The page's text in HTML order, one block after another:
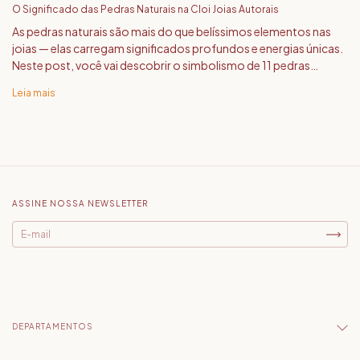
O Significado das Pedras Naturais na Cloi Joias Autorais
As pedras naturais são mais do que belíssimos elementos nas
joias — elas carregam significados profundos e energias únicas.
Neste post, você vai descobrir o simbolismo de 11 pedras
Citrino e muitas outras. Um conteúdo especial para quem busca
Leia mais
ASSINE NOSSA NEWSLETTER
DEPARTAMENTOS